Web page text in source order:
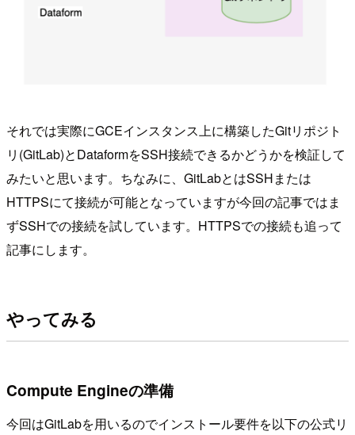
それでは実際にGCEインスタンス上に構築したGitリポジト
リ(GitLab)とDataformをSSH接続できるかどうかを検証して
みたいと思います。ちなみに、GitLabとはSSHまたは
HTTPSにて接続が可能となっていますが今回の記事ではま
ずSSHでの接続を試しています。HTTPSでの接続も追って
記事にします。
やってみる
Compute Engineの準備
今回はGitLabを用いるのでインストール要件を以下の公式リ